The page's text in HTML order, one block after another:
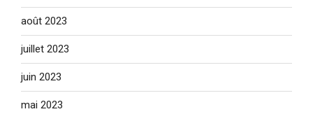
août 2023
juillet 2023
juin 2023
mai 2023